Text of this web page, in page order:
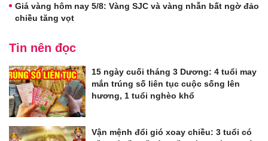
Giá vàng hôm nay 5/8: Vàng SJC và vàng nhẫn bất ngờ đảo
chiều tăng vọt
Tin nên đọc
15 ngày cuối tháng 3 Dương: 4 tuổi may
mắn trúng số liên tục cuộc sống lên
hương, 1 tuổi nghèo khổ
Vận mệnh đổi gió xoay chiều: 3 tuổi có